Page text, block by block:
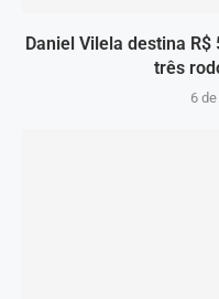
Daniel Vilela destina
três
6